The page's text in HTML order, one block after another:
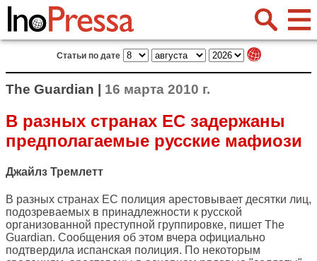
Статьи по дате
The Guardian | 16 марта 2010 г.
В разных странах ЕС задержаны
предполагаемые русские мафиози
Джайлз Тремлетт
В разных странах ЕС полиция арестовывает десятки лиц,
подозреваемых в принадлежности к русской
организованной преступной группировке, пишет The
Guardian. Сообщения об этом вчера официально
подтвердила испанская полиция. По некоторым